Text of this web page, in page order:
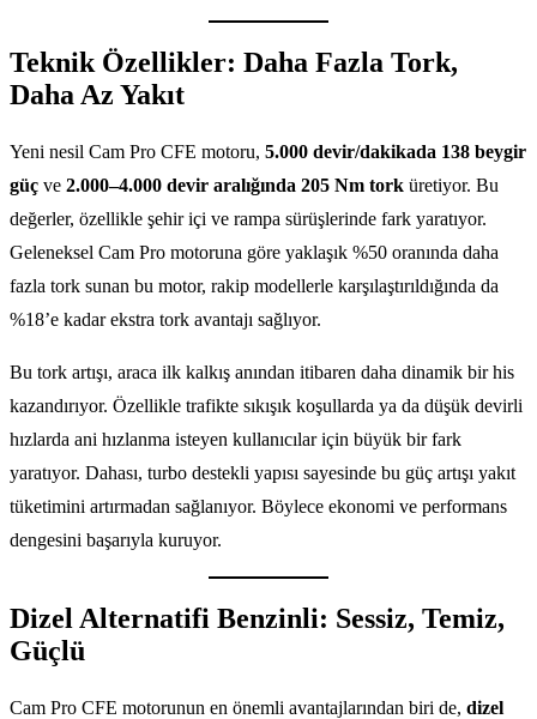
Teknik Özellikler: Daha Fazla Tork,
Daha Az Yakıt
Yeni nesil Cam Pro CFE motoru, 5.000 devir/dakikada 138 beygir
güç ve 2.000–4.000 devir aralığında 205 Nm tork üretiyor. Bu
değerler, özellikle şehir içi ve rampa sürüşlerinde fark yaratıyor.
Geleneksel Cam Pro motoruna göre yaklaşık %50 oranında daha
fazla tork sunan bu motor, rakip modellerle karşılaştırıldığında da
%18’e kadar ekstra tork avantajı sağlıyor.
Bu tork artışı, araca ilk kalkış anından itibaren daha dinamik bir his
kazandırıyor. Özellikle trafikte sıkışık koşullarda ya da düşük devirli
hızlarda ani hızlanma isteyen kullanıcılar için büyük bir fark
yaratıyor. Dahası, turbo destekli yapısı sayesinde bu güç artışı yakıt
tüketimini artırmadan sağlanıyor. Böylece ekonomi ve performans
dengesini başarıyla kuruyor.
Dizel Alternatifi Benzinli: Sessiz, Temiz,
Güçlü
Cam Pro CFE motorunun en önemli avantajlarından biri de, dizel